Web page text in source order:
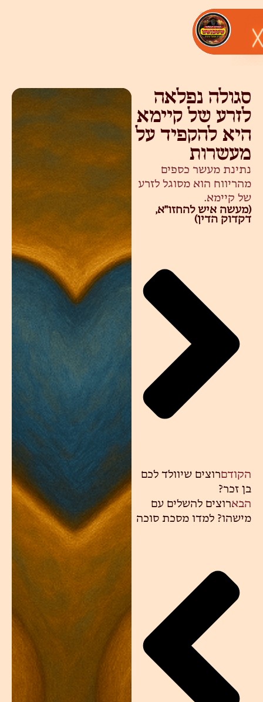
סגולה נפלאה
לזרע של קיימא
היא להקפיד על
מעשרות
נתינת מעשר כספים
מהריווח הוא מסוגל לזרע
של קיימא.
(מעשה איש להחזו"א,
דקדוק הדין)
הקודםרוצים שיוולד לכם
בן זכר?
הבארוצים להשלים עם
מישהו? למדו מסכת סוכה